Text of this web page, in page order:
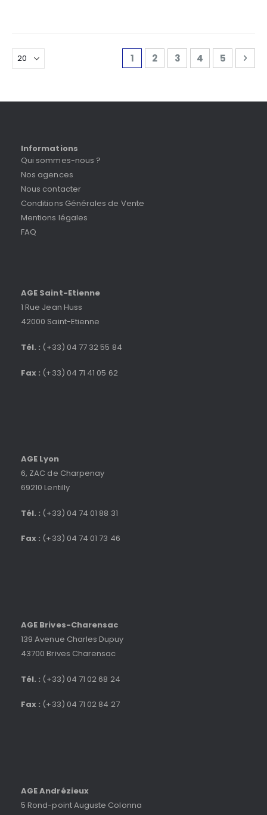
Page
Vous lisez actuellement la
1 Page
2 Page
3 Page
4 Page
5
Informations
Qui sommes-nous ?
Nos agences
Nous contacter
Conditions Générales de Vente
Mentions légales
FAQ
AGE Saint-Etienne
1 Rue Jean Huss
42000 Saint-Etienne
Tél. : (+33) 04 77 32 55 84
Fax : (+33) 04 71 41 05 62
AGE Lyon
6, ZAC de Charpenay
69210 Lentilly
Tél. : (+33) 04 74 01 88 31
Fax : (+33) 04 74 01 73 46
AGE Brives-Charensac
139 Avenue Charles Dupuy
43700 Brives Charensac
Tél. : (+33) 04 71 02 68 24
Fax : (+33) 04 71 02 84 27
AGE Andrézieux
5 Rond-point Auguste Colonna